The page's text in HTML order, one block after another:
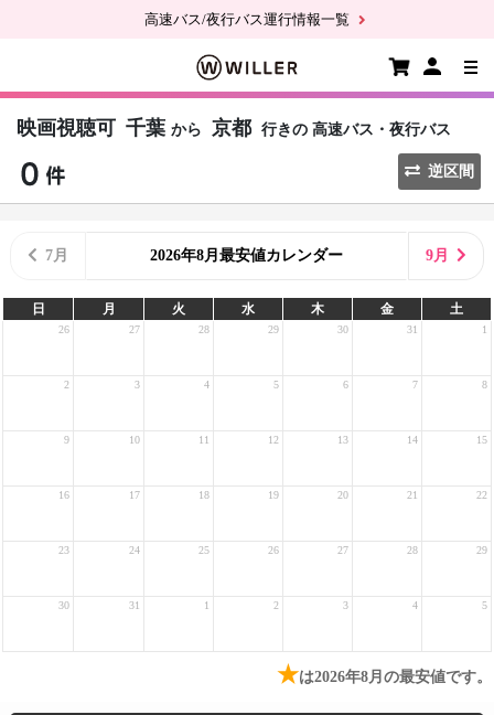
高速バス/夜行バス運行情報一覧
映画視聴可 千葉 から 京都 行きの 高速バス・夜行バス
逆区間
7月 2026年8月最安値カレンダー 9月
日 月 火 水 木 金 土
26 27 28 29 30 31 1
2 3 4 5 6 7 8
9 10 11 12 13 14 15
16 17 18 19 20 21 22
23 24 25 26 27 28 29
30 31 1 2 3 4 5
★は2026年8月の最安値です。